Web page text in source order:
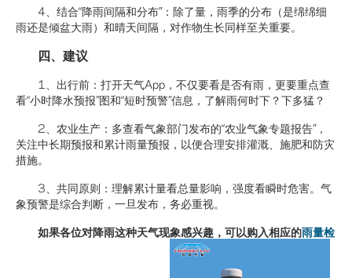
4、结合“降雨间隔和分布”：除了量，雨季的分布（是绵绵细
雨还是倾盆大雨）和晴天间隔，对作物生长同样至关重要。
四、建议
1、出行前：打开天气App，不仅要看是否有雨，更要重点查
看“小时降水预报”图和“短时预警”信息，了解雨何时下？下多猛？
2、农业生产：多查看气象部门发布的“农业气象专题报告”，
关注中长期预报和累计雨量预报，以便合理安排灌溉、施肥和防灾
措施。
3、共同原则：理解累计量看总量影响，强度看瞬时危害。气
象预警是综合判断，一旦发布，务必重视。
如果各位对降雨这种天气现象感兴趣，可以购入相应的雨量检